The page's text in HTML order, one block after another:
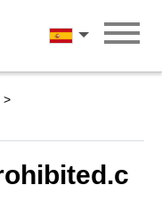
Español